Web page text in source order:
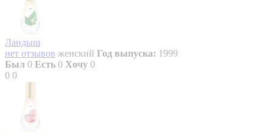
Ландыш
нет отзывов женский Год выпуска: 1999
Был 0 Есть 0 Хочу 0
0 0